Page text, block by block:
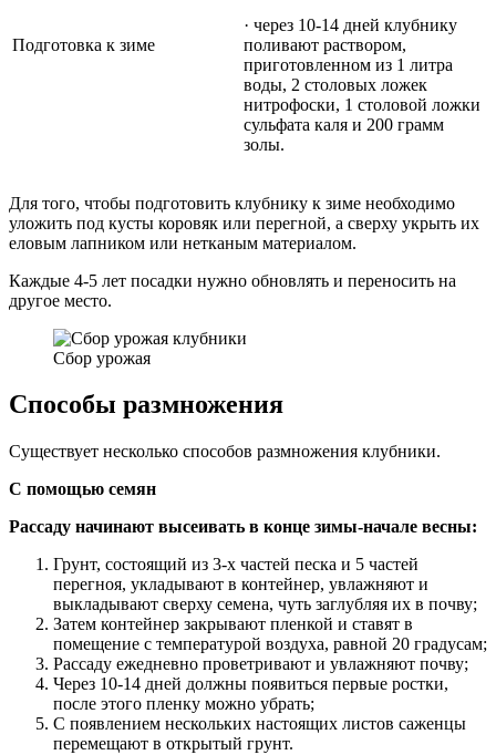
Подготовка к зиме
· через 10-14 дней клубнику
поливают раствором,
приготовленном из 1 литра
воды, 2 столовых ложек
нитрофоски, 1 столовой ложки
сульфата каля и 200 грамм
золы.
Для того, чтобы подготовить клубнику к зиме необходимо
уложить под кусты коровяк или перегной, а сверху укрыть их
еловым лапником или нетканым материалом.
Каждые 4-5 лет посадки нужно обновлять и переносить на
другое место.
Сбор урожая
Способы размножения
Существует несколько способов размножения клубники.
С помощью семян
Рассаду начинают высеивать в конце зимы-начале весны:
Грунт, состоящий из 3-х частей песка и 5 частей
перегноя, укладывают в контейнер, увлажняют и
выкладывают сверху семена, чуть заглубляя их в почву;
Затем контейнер закрывают пленкой и ставят в
помещение с температурой воздуха, равной 20 градусам;
Рассаду ежедневно проветривают и увлажняют почву;
Через 10-14 дней должны появиться первые ростки,
после этого пленку можно убрать;
С появлением нескольких настоящих листов саженцы
перемещают в открытый грунт.